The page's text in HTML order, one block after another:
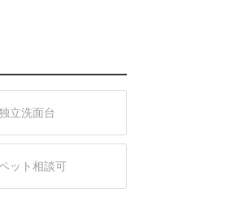
立洗面台
ット相談可